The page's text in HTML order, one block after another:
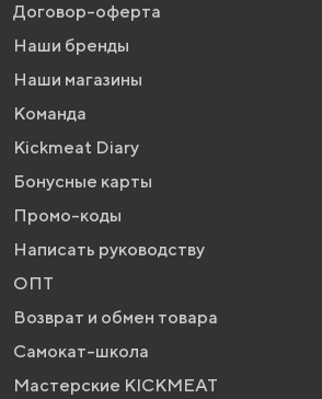
Договор-оферта
Наши бренды
Наши магазины
Команда
Kickmeat Diary
Бонусные карты
Промо-коды
Написать руководству
ОПТ
Возврат и обмен товара
Самокат-школа
Мастерские KICKMEAT